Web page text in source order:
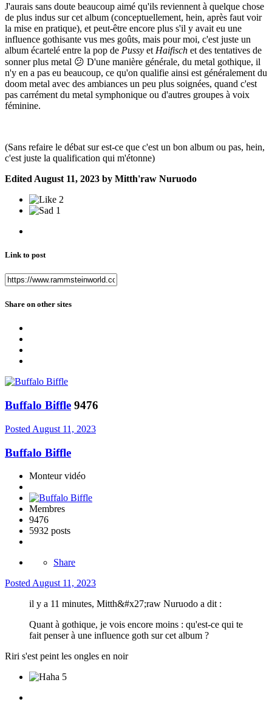
J'aurais sans doute beaucoup aimé qu'ils reviennent à quelque chose
de plus indus sur cet album (conceptuellement, hein, après faut voir
la mise en pratique), et peut-être encore plus s'il y avait eu une
influence gothisante vus mes goûts, mais pour moi, c'est juste un
album écartelé entre la pop de Pussy et Haifisch et des tentatives de
sonner plus metal 😕 D'une manière générale, du metal gothique, il
n'y en a pas eu beaucoup, ce qu'on qualifie ainsi est généralement du
doom metal avec des ambiances un peu plus soignées, quand c'est
pas carrément du metal symphonique ou d'autres groupes à voix
féminine.
(Sans refaire le débat sur est-ce que c'est un bon album ou pas, hein,
c'est juste la qualification qui m'étonne)
Edited August 11, 2023 by Mitth'raw Nuruodo
2
1
Link to post
Share on other sites
Buffalo Biffle 9476
Posted August 11, 2023
Buffalo Biffle
Monteur vidéo
Membres
9476
5932 posts
Share
Posted August 11, 2023
il y a 11 minutes, Mitth&#x27;raw Nuruodo a dit :
Quant à gothique, je vois encore moins : qu'est-ce qui te
fait penser à une influence goth sur cet album ?
Riri s'est peint les ongles en noir
5